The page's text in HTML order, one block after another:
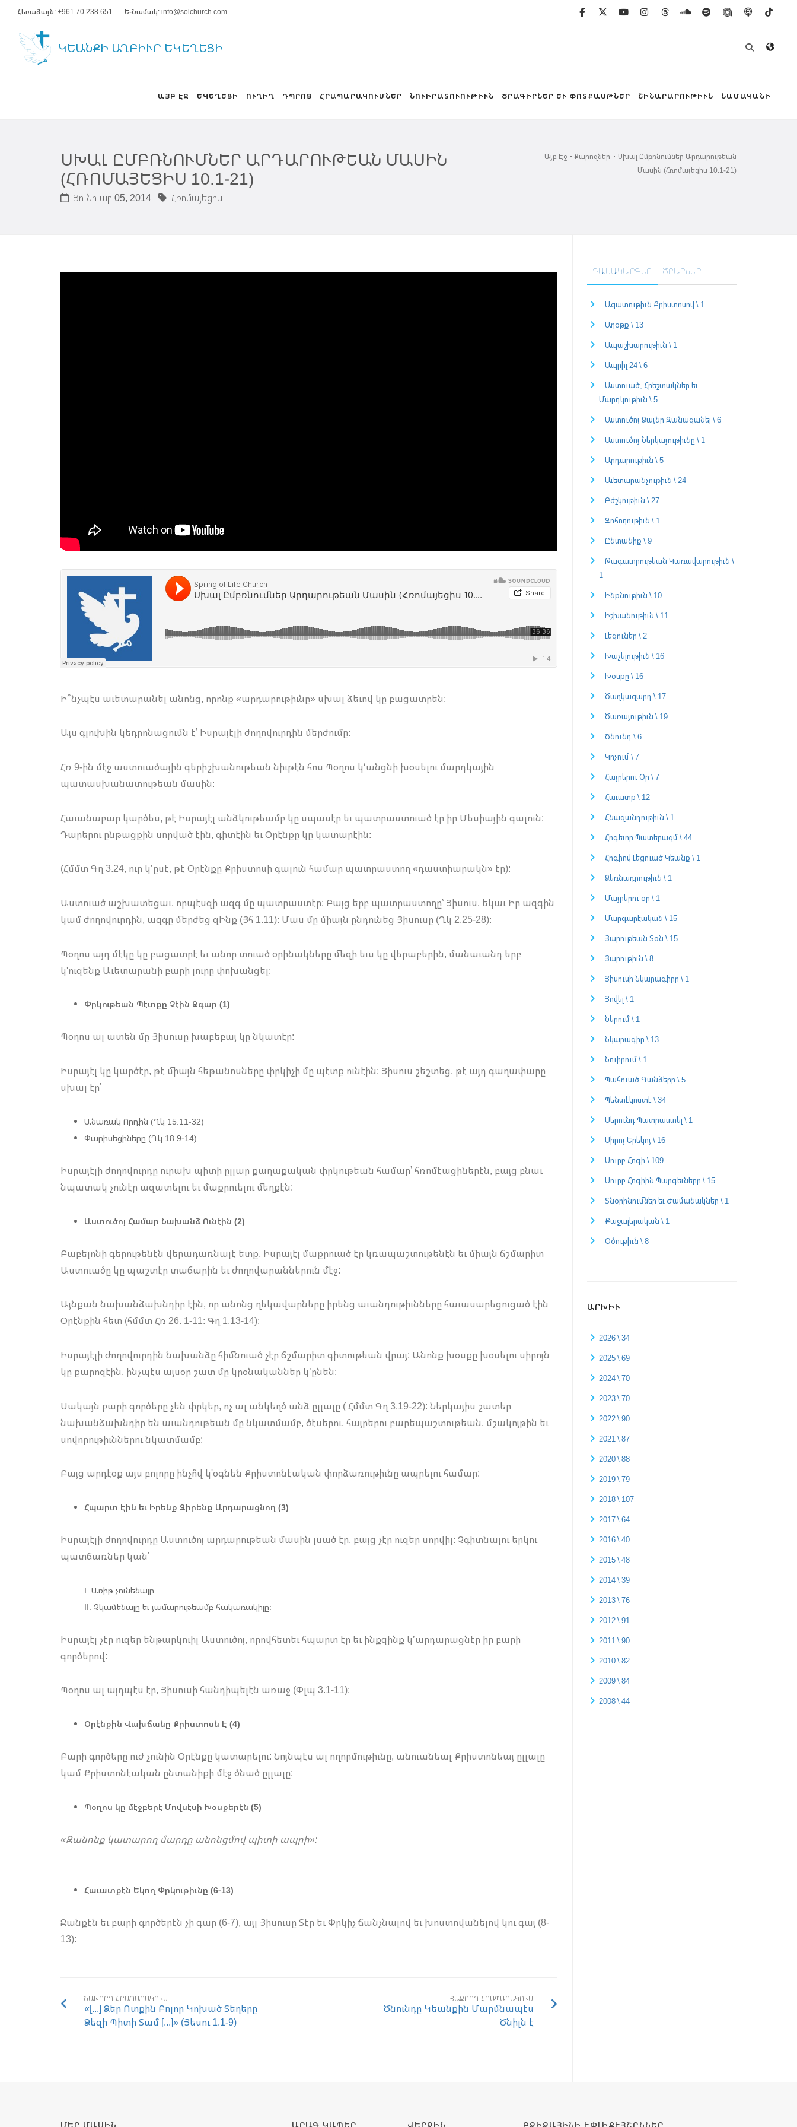
Հեռաձայն: +961 70 238 651 Ե-Նամակ: info@solchurch.com
ԿԵԱՆՔԻ ԱՂԲԻՒՐ ԵԿԵՂԵՑԻ
ԱՅԲ ԷՋ ԵԿԵՂԵՑԻ ՈՒՂԻՂ ԴՊՐՈՑ ՀՐԱՊԱՐԱԿՈՒՄՆԵՐ ՆՈՒԻՐԱՏՈՒՈՒԹԻՒՆ ԾՐԱԳԻՐՆԵՐ ԵՒ ՓՈՏՔԱՍԹՆԵՐ ՇԻՆԱՐԱՐՈՒԹԻՒՆ ՆԱՄԱԿԱՆԻ
Այբ Էջ Քարոզներ
Սխալ Ըմբռնումներ Արդարութեան
Մասին (Հռոմայեցիս 10.1-21)
ՍԽԱԼ ԸՄԲՌՆՈՒՄՆԵՐ ԱՐԴԱՐՈՒԹԵԱՆ ՄԱՍԻՆ
(ՀՌՈՄԱՅԵՑԻՍ 10.1-21)
Յունուար 05, 2014 Հռոմայեցիս
Ի՞նչպէս աւետարանել անոնց, որոնք «արդարութիւնը» սխալ ձեւով կը բացատրեն:
Այս գլուխին կեդրոնացումն է՝ Իսրայէլի ժողովուրդին մերժումը:
Հռ 9-ին մէջ աստուածային գերիշխանութեան նիւթէն հոս Պօղոս կ‘անցնի խօսելու մարդկային
պատասխանատութեան մասին:
Հաւանաբար կարծես, թէ Իսրայէլ անձկութեամբ կը սպասէր եւ պատրաստուած էր իր Մեսիային գալուն:
Դարերու ընթացքին սորված էին, գիտէին եւ Օրէնքը կը կատարէին:
(Հմմտ Գղ 3.24, ուր կ’ըսէ, թէ Օրէնքը Քրիստոսի գալուն համար պատրաստող «դաստիարակն» էր):
Աստուած աշխատեցաւ, որպէսզի ազգ մը պատրաստէր: Բայց երբ պատրաստողը՝ Յիսուս, եկաւ Իր ազգին
կամ ժողովուրդին, ազգը մերժեց զԻնք (Յհ 1.11): Մաս մը միայն ընդունեց Յիսուսը (Ղկ 2.25-28):
Պօղոս այդ մէկը կը բացատրէ եւ անոր տուած օրինակները մեզի եւս կը վերաբերին, մանաւանդ երբ
կ'ուզենք Աւետարանի բարի լուրը փոխանցել:
Փրկութեան Պէտքը Չէին Զգար (1)
Պօղոս ալ ատեն մը Յիսուսը խաբեբայ կը նկատէր:
Իսրայէլ կը կարծէր, թէ միայն հեթանոսները փրկիչի մը պէտք ունէին: Յիսուս շեշտեց, թէ այդ գաղափարը
սխալ էր՝
Անառակ Որդին (Ղկ 15.11-32)
Փարիսեցիները (Ղկ 18.9-14)
Իսրայէլի ժողովուրդը ուրախ պիտի ըլլար քաղաքական փրկութեան համար՝ հռոմէացիներէն, բայց բնաւ
նպատակ չունէր ազատելու եւ մաքրուելու մեղքէն:
Աստուծոյ Համար Նախանձ Ունէին (2)
Բաբելոնի գերութենէն վերադառնալէ ետք, Իսրայէլ մաքրուած էր կռապաշտութենէն եւ միայն ճշմարիտ
Աստուածը կը պաշտէր տաճարին եւ ժողովարաններուն մէջ:
Այնքան նախանձախնդիր էին, որ անոնց ղեկավարները իրենց աւանդութիւնները հաւասարեցուցած էին
Օրէնքին հետ (հմմտ Հռ 26. 1-11: Գղ 1.13-14):
Իսրայէլի ժողովուրդին նախանձը հիմնուած չէր ճշմարիտ գիտութեան վրայ: Անոնք խօսքը խօսելու սիրոյն
կը քարոզէին, ինչպէս այսօր շատ մը կրօնականներ կ’ընեն:
Սակայն բարի գործերը չեն փրկեր, ոչ ալ անկեղծ անձ ըլլալը ( Հմմտ Գղ 3.19-22): Ներկայիս շատեր
նախանձախնդիր են աւանդութեան մը նկատմամբ, ծէսերու, հայրերու բարեպաշտութեան, մշակոյթին եւ
սովորութիւններու նկատմամբ:
Բայց արդէօք այս բոլորը ինչո՞վ կ'օգնեն Քրիստոնէական փորձառութիւնը ապրելու համար:
Հպարտ Էին եւ Իրենք Զիրենք Արդարացնող (3)
Իսրայէլի ժողովուրդը Աստուծոյ արդարութեան մասին լսած էր, բայց չէր ուզեր սորվիլ: Չգիտնալու երկու
պատճառներ կան՝
Առիթ չունենալը
Չկամենալը եւ յամարութեամբ հակառակիլը:
Իսրայէլ չէր ուզեր ենթարկուիլ Աստուծոյ, որովհետեւ հպարտ էր եւ ինքզինք կ’արդարացնէր իր բարի
գործերով:
Պօղոս ալ այդպէս էր, Յիսուսի հանդիպելէն առաջ (Փլպ 3.1-11):
Օրէնքին Վախճանը Քրիստոսն Է (4)
Բարի գործերը ուժ չունին Օրէնքը կատարելու: Նոյնպէս ալ ողորմութիւնը, անուանեալ Քրիստոնեայ ըլլալը
կամ Քրիստոնէական ընտանիքի մէջ ծնած ըլլալը:
Պօղոս կը մէջբերէ Մովսէսի Խօսքերէն (5)
«Զանոնք կատարող մարդը անոնցմով պիտի ապրի»:
Հաւատքէն Եկող Փրկութիւնը (6-13)
Ջանքէն եւ բարի գործերէն չի գար (6-7), այլ Յիսուսը Տէր եւ Փրկիչ ճանչնալով եւ խոստովանելով կու գայ (8-
13):
ՆԱԽՈՐԴ ՀՐԱՊԱՐԱԿՈՒՄ
«[...] Ձեր Ոտքին Բոլոր Կոխած Տեղերը
Ձեզի Պիտի Տամ [...]» (Յեսու 1.1-9)
ՅԱՋՈՐԴ ՀՐԱՊԱՐԱԿՈՒՄ
Ծնունդը Կեանքին Մարմնապէս
Ծնիլն է
ԴԱՍԱԿԱՐԳԵՐ ԾՐԱՐՆԵՐ
Ազատութիւն Քրիստոսով \ 1
Աղօթք \ 13
Ապաշխարութիւն \ 1
Ապրիլ 24 \ 6
Աստուած, Հրեշտակներ եւ
Մարդկութիւն \ 5
Աստուծոյ Ձայնը Զանազանել \ 6
Աստուծոյ Ներկայութիւնը \ 1
Արդարութիւն \ 5
Աւետարանչութիւն \ 24
Բժշկութիւն \ 27
Զոհողութիւն \ 1
Ընտանիք \ 9
Թագաւորութեան Կառավարութիւն \
1
Ինքնութիւն \ 10
Իշխանութիւն \ 11
Լեզուներ \ 2
Խաչելութիւն \ 16
Խօսքը \ 16
Ծաղկազարդ \ 17
Ծառայութիւն \ 19
Ծնունդ \ 6
Կոչում \ 7
Հայրերու Օր \ 7
Հաւատք \ 12
Հնազանդութիւն \ 1
Հոգեւոր Պատերազմ \ 44
Հոգիով Լեցուած Կեանք \ 1
Ձեռնադրութիւն \ 1
Մայրերու օր \ 1
Մարգարէական \ 15
Յարութեան Տօն \ 15
Յարութիւն \ 8
Յիսուսի Նկարագիրը \ 1
Յովել \ 1
Ներում \ 1
Նկարագիր \ 13
Նուիրում \ 1
Պահուած Գանձերը \ 5
Պենտէկոստէ \ 34
Սերունդ Պատրաստել \ 1
Սիրոյ Երեկոյ \ 16
Սուրբ Հոգի \ 109
Սուրբ Հոգիին Պարգեւները \ 15
Տնօրինումներ եւ Ժամանակներ \ 1
Քաջալերական \ 1
Օծութիւն \ 8
ԱՐԽԻՒ
2026 \ 34
2025 \ 69
2024 \ 70
2023 \ 70
2022 \ 90
2021 \ 87
2020 \ 88
2019 \ 79
2018 \ 107
2017 \ 64
2016 \ 40
2015 \ 48
2014 \ 39
2013 \ 76
2012 \ 91
2011 \ 90
2010 \ 82
2009 \ 84
2008 \ 44